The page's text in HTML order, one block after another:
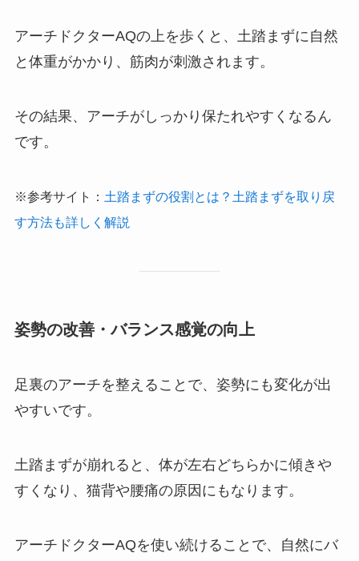
アーチドクターAQの上を歩くと、土踏まずに自然
と体重がかかり、筋肉が刺激されます。
その結果、アーチがしっかり保たれやすくなるん
です。
※参考サイト： 土踏まずの役割とは？土踏まずを取り戻
す方法も詳しく解説
姿勢の改善・バランス感覚の向上
足裏のアーチを整えることで、姿勢にも変化が出
やすいです。
土踏まずが崩れると、体が左右どちらかに傾きや
すくなり、猫背や腰痛の原因にもなります。
アーチドクターAQを使い続けることで、自然にバ